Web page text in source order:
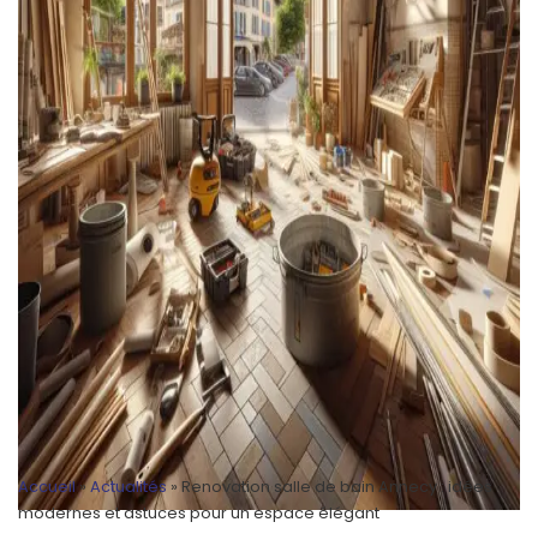
Accueil»Actualités» Renovation salle de bain Annecy : idées
modernes et astuces pour un espace élégant